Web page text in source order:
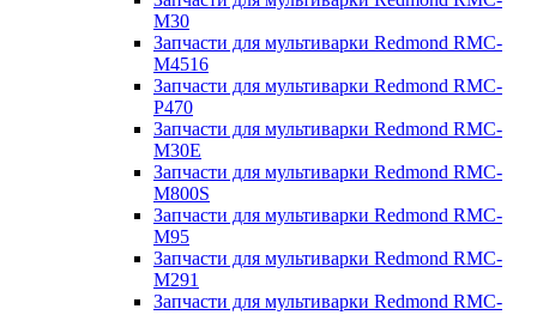
M30
Запчасти для мультиварки Redmond RMC-
M4516
Запчасти для мультиварки Redmond RMC-
P470
Запчасти для мультиварки Redmond RMC-
M30E
Запчасти для мультиварки Redmond RMC-
M800S
Запчасти для мультиварки Redmond RMC-
M95
Запчасти для мультиварки Redmond RMC-
M291
Запчасти для мультиварки Redmond RMC-